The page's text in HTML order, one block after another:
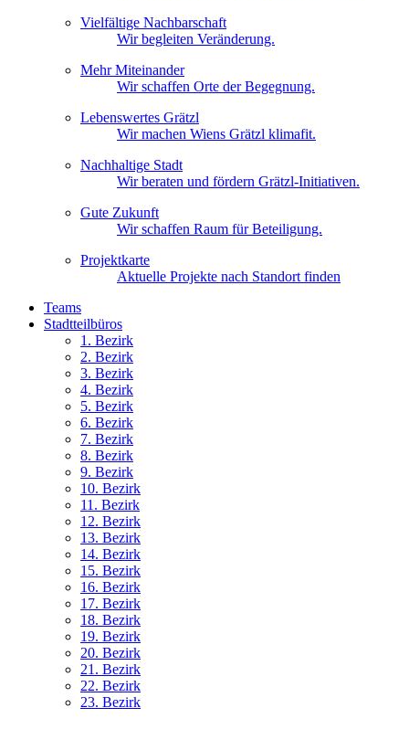
Vielfältige Nachbarschaft
Wir begleiten Veränderung.
Mehr Miteinander
Wir schaffen Orte der Begegnung.
Lebenswertes Grätzl
Wir machen Wiens Grätzl klimafit.
Nachhaltige Stadt
Wir beraten und fördern Grätzl-Initiativen.
Gute Zukunft
Wir schaffen Raum für Beteiligung.
Projektkarte
Aktuelle Projekte nach Standort finden
Teams
Stadtteilbüros
1. Bezirk
2. Bezirk
3. Bezirk
4. Bezirk
5. Bezirk
6. Bezirk
7. Bezirk
8. Bezirk
9. Bezirk
10. Bezirk
11. Bezirk
12. Bezirk
13. Bezirk
14. Bezirk
15. Bezirk
16. Bezirk
17. Bezirk
18. Bezirk
19. Bezirk
20. Bezirk
21. Bezirk
22. Bezirk
23. Bezirk